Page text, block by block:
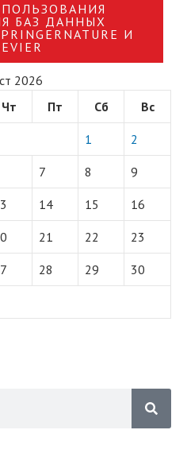
БАЗ ДАННЫХ
И
2026
Чт Пт Сб Вс
1 2
7 8 9
14 15 16
21 22 23
28 29 30